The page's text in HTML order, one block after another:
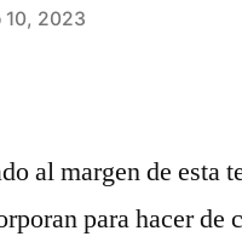
2023
al margen de esta
para hacer de